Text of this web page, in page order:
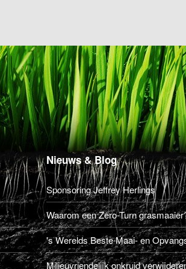
Nieuws & Blog
Sponsoring Jeffrey Herlings
Waarom een Zero-Turn
's Werelds Beste Maai- en
Milieuvriendelijk onkruid